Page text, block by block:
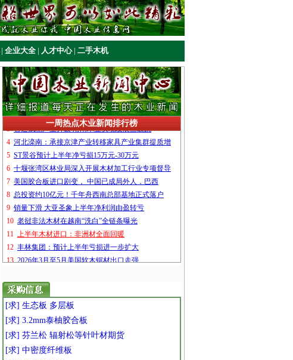
| 企业大全 | 人才中心 | 二手木机
[求] 生态板 多层板
[求] 3.2mm泰柚胶合板
[求] 芬兰松 辐射松等针叶材期货
[求] 中密度纤维板